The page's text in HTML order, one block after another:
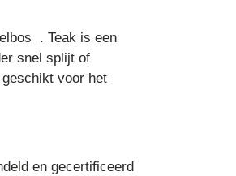
. Teak is een
snel splijt of
voor het
en gecertificeerd